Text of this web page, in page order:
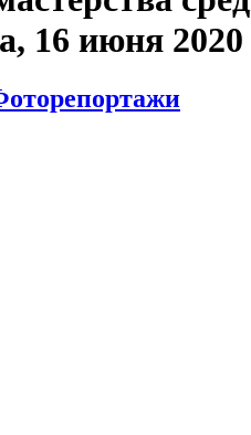
16 июня 2020